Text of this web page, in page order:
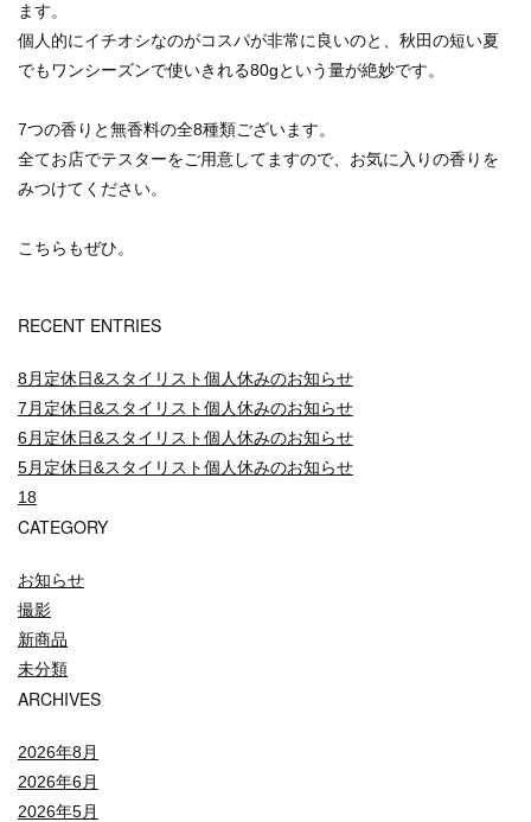
ます。
個人的にイチオシなのがコスパが非常に良いのと、秋田の短い夏
でもワンシーズンで使いきれる80gという量が絶妙です。
7つの香りと無香料の全8種類ございます。
全てお店でテスターをご用意してますので、お気に入りの香りを
みつけてください。
こちらもぜひ。
RECENT ENTRIES
8月定休日&スタイリスト個人休みのお知らせ
7月定休日&スタイリスト個人休みのお知らせ
6月定休日&スタイリスト個人休みのお知らせ
5月定休日&スタイリスト個人休みのお知らせ
18
CATEGORY
お知らせ
撮影
新商品
未分類
ARCHIVES
2026年8月
2026年6月
2026年5月